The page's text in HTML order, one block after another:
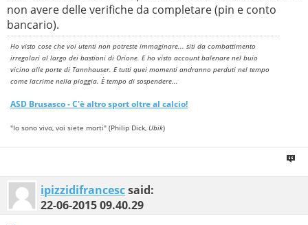
non avere delle verifiche da completare (pin e conto
bancario).
Ho visto cose che voi utenti non potreste immaginare... siti da combattimento
irregolari al largo dei bastioni di Orione. E ho visto account balenare nel buio
vicino alle porte di Tannhauser. E tutti quei momenti andranno perduti nel tempo
come lacrime nella pioggia. È tempo di sospendere...
ASD Brusasco- C'è altro sport oltre al calcio!
"Io sono vivo, voi siete morti" (Philip Dick, Ubik)
ipizzidifrancescsaid:
22-06-201509.40.29